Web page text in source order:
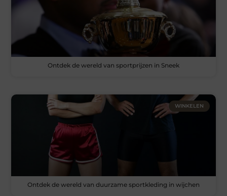
Ontdek de wereld van sportprijzen in Sneek
WINKELEN
Ontdek de wereld van duurzame sportkleding in wijchen